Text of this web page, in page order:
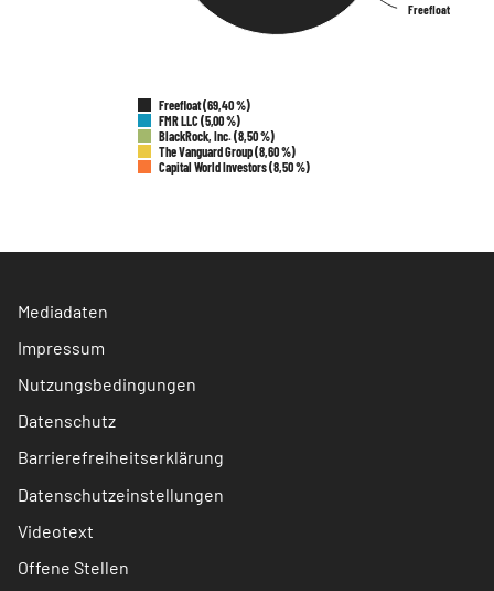
Freefloat
Freefloat
Freefloat (69,40 %)
FMR LLC (5,00 %)
BlackRock, Inc. (8,50 %)
The Vanguard Group (8,60 %)
Capital World Investors (8,50 %)
Mediadaten
Impressum
Nutzungsbedingungen
Datenschutz
Barrierefreiheitserklärung
Datenschutzeinstellungen
Videotext
Offene Stellen